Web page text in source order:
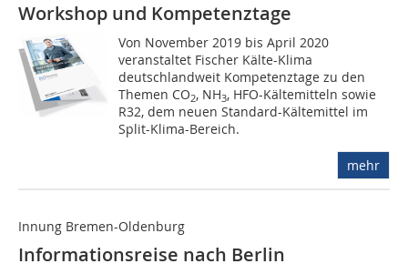
Workshop und Kompetenztage
Von November 2019 bis April 2020
veranstaltet Fischer Kälte-Klima
deutschlandweit Kompetenztage zu den
Themen CO2, NH3, HFO-Kältemitteln sowie
R32, dem neuen Standard-Kältemittel im
Split-Klima-Bereich.
mehr
Innung Bremen-Oldenburg
Informationsreise nach Berlin